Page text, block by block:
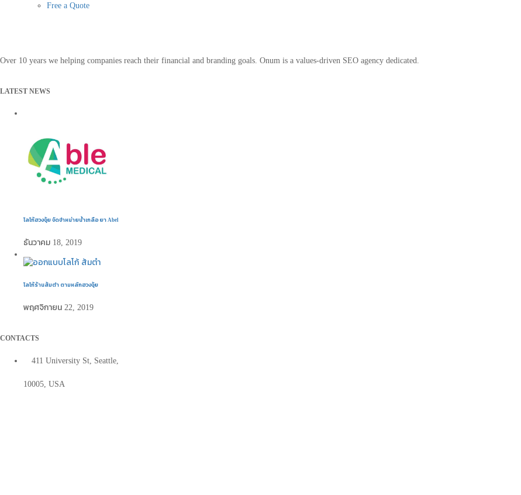
Free a Quote
Over 10 years we helping companies reach their financial and branding goals. Onum is a values-driven SEO agency dedicated.
LATEST NEWS
โลโก้ฮวงจุ้ย จัดจำหน่ายน้ำเกลือ ยา Abel
ธันวาคม 18, 2019
โลโก้ร้านส้มตำ ตามหลักฮวงจุ้ย
พฤศจิกายน 22, 2019
CONTACTS
411 University St, Seattle,
10005, USA